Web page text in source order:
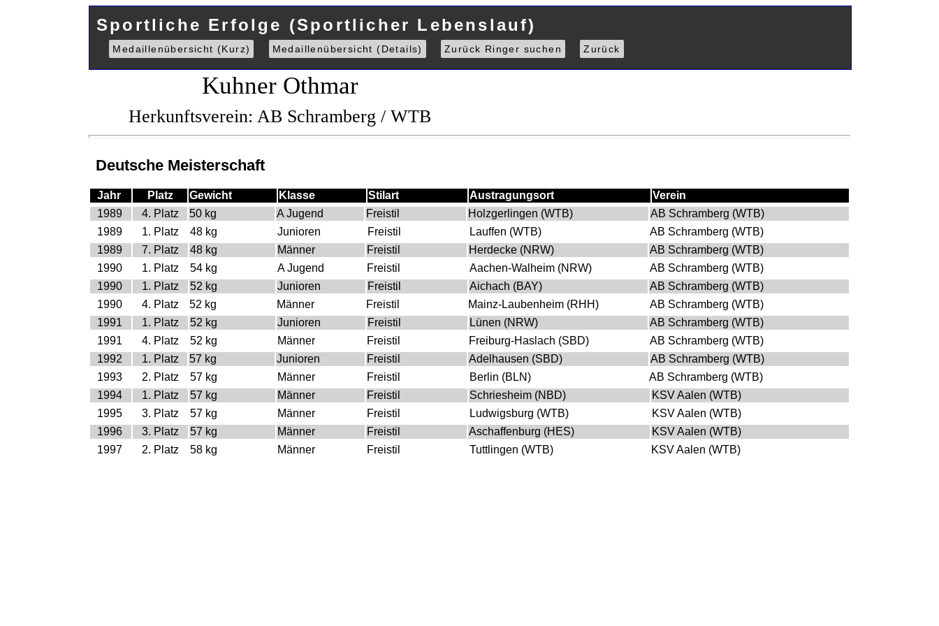
Sportliche Erfolge (Sportlicher Lebenslauf)
Medaillenübersicht (Kurz) Medaillenübersicht (Details) Zurück Ringer suchen Zurück
Kuhner Othmar
Herkunftsverein: AB Schramberg / WTB
Deutsche Meisterschaft
Jahr Platz Gewicht Klasse Stilart Austragungsort
Verein
1989
4. Platz 50 kg A Jugend Freistil Holzgerlingen (WTB)
AB Schramberg (WTB)
1989
1. Platz 48 kg Junioren Freistil Lauffen (WTB)
AB Schramberg (WTB)
1989
7. Platz 48 kg Männer Freistil Herdecke (NRW)
AB Schramberg (WTB)
1990
1. Platz 54 kg A Jugend Freistil Aachen-Walheim (NRW)
AB Schramberg (WTB)
1990
1. Platz 52 kg Junioren Freistil Aichach (BAY)
AB Schramberg (WTB)
1990
4. Platz 52 kg Männer Freistil Mainz-Laubenheim (RHH)
AB Schramberg (WTB)
1991
1. Platz 52 kg Junioren Freistil Lünen (NRW)
AB Schramberg (WTB)
1991
4. Platz 52 kg Männer Freistil Freiburg-Haslach (SBD)
AB Schramberg (WTB)
1992
1. Platz 57 kg Junioren Freistil Adelhausen (SBD)
AB Schramberg (WTB)
1993
2. Platz 57 kg Männer Freistil Berlin (BLN)
AB Schramberg (WTB)
1994
1. Platz 57 kg Männer Freistil Schriesheim (NBD)
KSV Aalen (WTB)
1995
3. Platz 57 kg Männer Freistil Ludwigsburg (WTB)
KSV Aalen (WTB)
1996
3. Platz 57 kg Männer Freistil Aschaffenburg (HES)
KSV Aalen (WTB)
1997
2. Platz 58 kg Männer Freistil Tuttlingen (WTB)
KSV Aalen (WTB)